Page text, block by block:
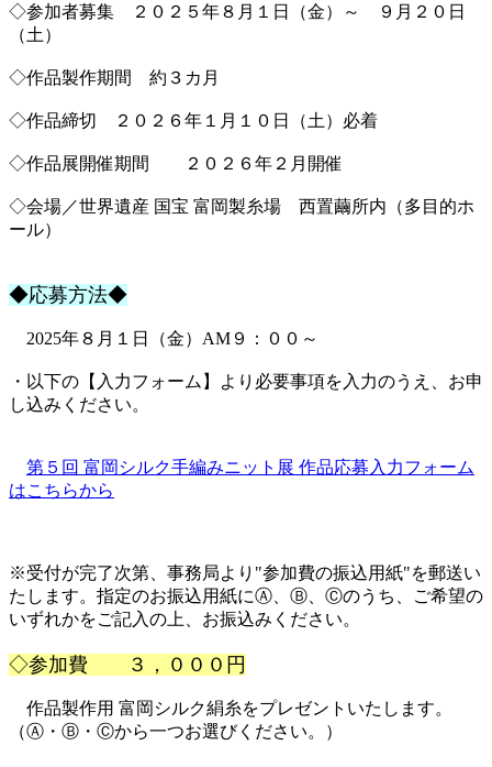
◇参加者募集 ２０２５年８月１日（金）～ ９月２０日
（土）
◇作品製作期間 約３カ月
◇作品締切 ２０２６年１月１０日（土）必着
◇作品展開催期間 ２０２６年２月開催
◇会場／世界遺産 国宝 富岡製糸場 西置繭所内（多目的ホ
ール）
◆応募方法◆
2025年８月１日（金）AM９：００～
・以下の【入力フォーム】より必要事項を入力のうえ、お申
し込みください。
第５回 富岡シルク手編みニット展 作品応募入力フォーム
はこちらから
※受付が完了次第、事務局より"参加費の振込用紙"を郵送い
たします。指定のお振込用紙にⒶ、Ⓑ、Ⓒのうち、ご希望の
いずれかをご記入の上、お振込みください。
◇参加費 ３，０００円
作品製作用 富岡シルク絹糸をプレゼントいたします。
（Ⓐ・Ⓑ・Ⓒから一つお選びください。）